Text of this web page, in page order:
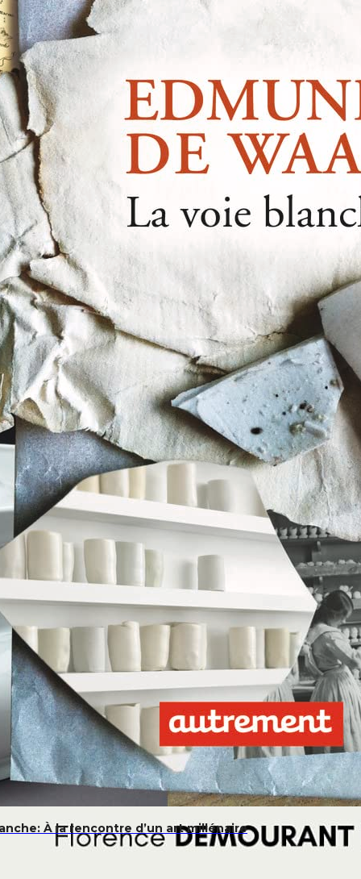
À la rencontre d’un art millénaire